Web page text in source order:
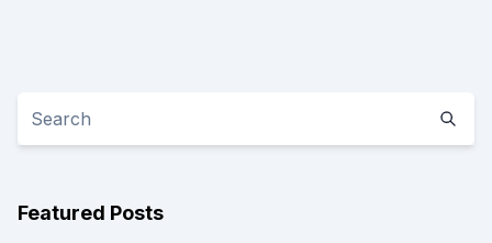
Featured Posts